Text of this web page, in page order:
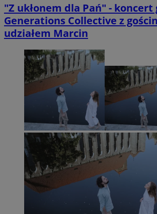
"Z ukłonem dla Pań" - koncert
Generations Collective z
udziałem Marcin